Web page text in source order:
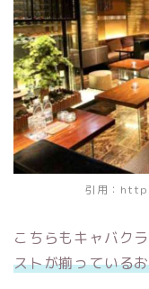
引用：
こちらもキャバク
ストが揃っている